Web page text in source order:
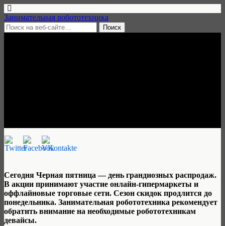
Занимательная робототехника
Сегодня Черная пятница — день грандиозных распродаж.
В акции принимают участие онлайн-гипермаркеты и
оффлайновые торговые сети. Сезон скидок продлится до
понедельника. Занимательная робототехника рекомендует
обратить внимание на необходимые робототехникам
девайсы.